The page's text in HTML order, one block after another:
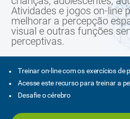
Atividades e jogos on-line
melhorar a percepção
visual e outras funções
perceptivas.
Treinar on-line com os exercícios de
Acesse este recurso para treinar a
Desafie o cérebro